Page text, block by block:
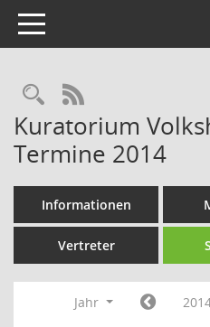
Toggle navigation
RSS-Feed
Kuratorium
Termine 2014
Informationen
Vertreter
Jahr